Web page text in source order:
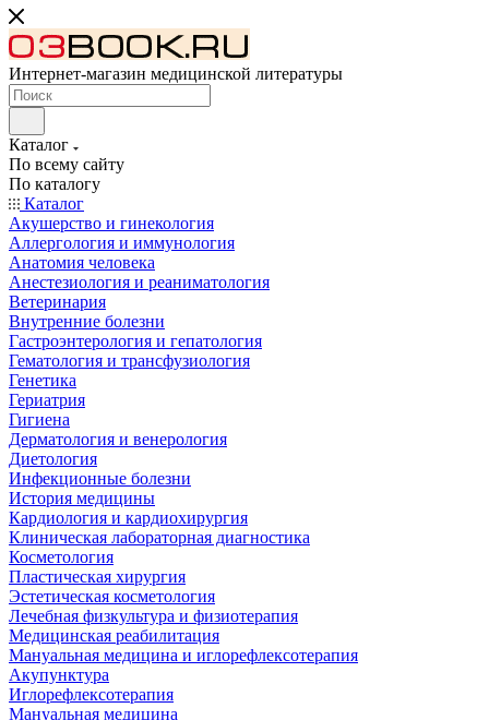
Интернет-магазин медицинской литературы
Каталог
По всему сайту
По каталогу
Каталог
Акушерство и гинекология
Аллергология и иммунология
Анатомия человека
Анестезиология и реаниматология
Ветеринария
Внутренние болезни
Гастроэнтерология и гепатология
Гематология и трансфузиология
Генетика
Гериатрия
Гигиена
Дерматология и венерология
Диетология
Инфекционные болезни
История медицины
Кардиология и кардиохирургия
Клиническая лабораторная диагностика
Косметология
Пластическая хирургия
Эстетическая косметология
Лечебная физкультура и физиотерапия
Медицинская реабилитация
Мануальная медицина и иглорефлексотерапия
Акупунктура
Иглорефлексотерапия
Мануальная медицина